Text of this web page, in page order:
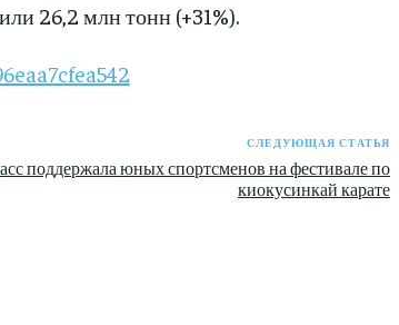
26,2 млн тонн (+31%).
СЛЕДУЮЩАЯ СТАТЬЯ
поддержала юных спортсменов на фестивале по
киокусинкай карате